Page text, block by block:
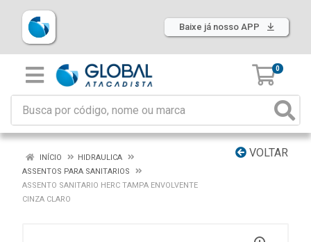
Baixe já nosso APP
0
VOLTAR
INÍCIO
HIDRAULICA
ASSENTOS PARA SANITARIOS
ASSENTO SANITARIO HERC TAMPA ENVOLVENTE
CINZA CLARO